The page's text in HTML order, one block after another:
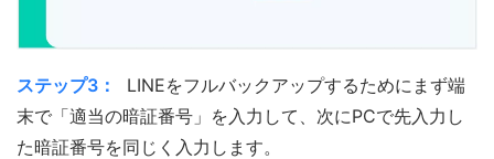
ステップ3：
LINEをフルバックアップするためにまず端
末で「適当の暗証番号」を入力して、次にPCで先入力し
た暗証番号を同じく入力します。